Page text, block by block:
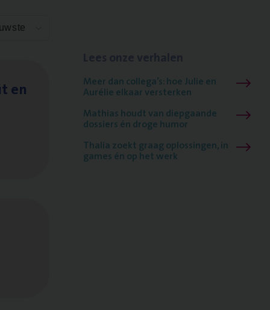
en
Meer dan collega’s: hoe Julie en
Aurélie elkaar versterken
Mathias houdt van diepgaande
dossiers én droge humor
Thalia zoekt graag oplossingen, in
games én op het werk